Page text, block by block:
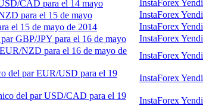
CAD para el 14 mayo
InstaForex Yendi
para el 15 de mayo
InstaForex Yendi
el 15 de mayo de 2014
InstaForex Yendi
GBP/JPY para el 16 de mayo
InstaForex Yendi
NZD para el 16 de mayo de
InstaForex Yendi
del par EUR/USD para el 19
InstaForex Yendi
del par USD/CAD para el 19
InstaForex Yendi